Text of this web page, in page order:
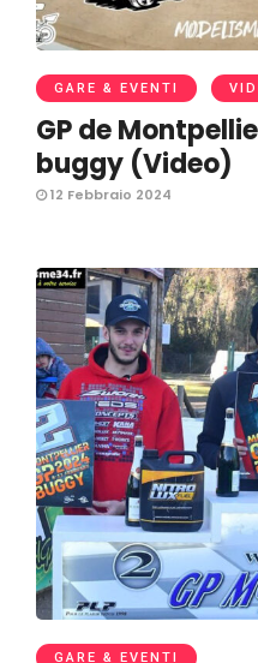
GARE & EVENTI
GP de
buggy (Video)
12 Febbraio 2024
GARE & EVENTI